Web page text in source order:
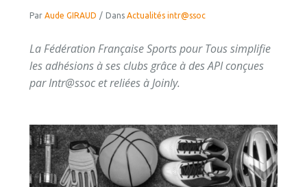
ParAude GIRAUD / DansActualités intr@ssoc
La Fédération Française Sports pour Tous simplifie
les adhésions à ses clubs grâce à des API conçues
par Intr@ssoc et reliées à Joinly.